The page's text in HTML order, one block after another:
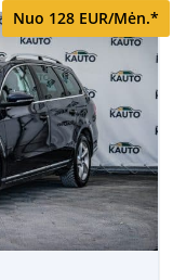
Nuo 128 EUR/Mėn.*